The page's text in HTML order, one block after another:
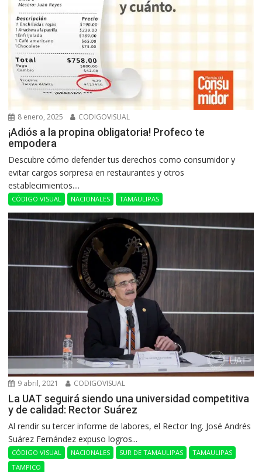
8 enero, 2025 CODIGOVISUAL
¡Adiós a la propina obligatoria! Profeco te
empodera
Descubre cómo defender tus derechos como consumidor y
evitar cargos sorpresa en restaurantes y otros
establecimientos....
CÓDIGO VISUAL NACIONALES TAMAULIPAS
9 abril, 2021 CODIGOVISUAL
La UAT seguirá siendo una universidad competitiva
y de calidad: Rector Suárez
Al rendir su tercer informe de labores, el Rector Ing. José Andrés
Suárez Fernández expuso logros...
CÓDIGO VISUAL NACIONALES SUR DE TAMAULIPAS
TAMAULIPAS
TAMPICO